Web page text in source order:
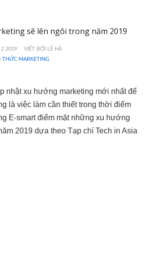
sẽ lên ngôi trong năm 2019
2019
VIẾT BỞI LÊ HÀ
THỨC MARKETING
nhật xu hướng marketing mới nhất để
là việc làm cần thiết trong thời điểm
E-smart điểm mặt những xu hướng
2019 dựa theo Tạp chí Tech in Asia